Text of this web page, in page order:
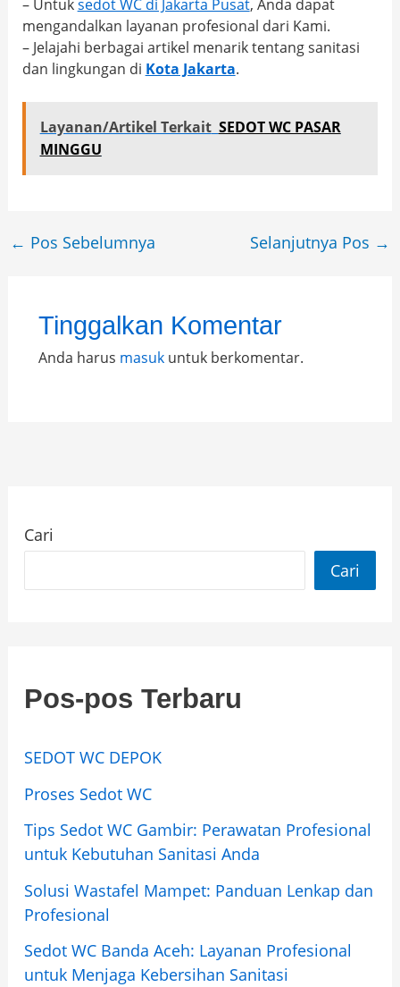
– Untuksedot WC di Jakarta Pusat, Anda dapat
mengandalkan layanan profesional dari Kami.
– Jelajahi berbagai artikel menarik tentang sanitasi
dan lingkungan di Kota Jakarta.
Layanan/Artikel Terkait SEDOT WC PASAR
MINGGU
← Pos Sebelumnya Selanjutnya Pos →
Tinggalkan Komentar
Anda harus masukuntuk berkomentar.
Cari
Cari
Pos-pos Terbaru
SEDOT WC DEPOK
Proses Sedot WC
Tips Sedot WC Gambir: Perawatan Profesional
untuk Kebutuhan Sanitasi Anda
Solusi Wastafel Mampet: Panduan Lenkap dan
Profesional
Sedot WC Banda Aceh: Layanan Profesional
untuk Menjaga Kebersihan Sanitasi